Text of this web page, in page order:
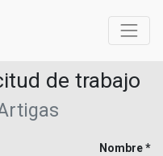
de trabajo
Nombre